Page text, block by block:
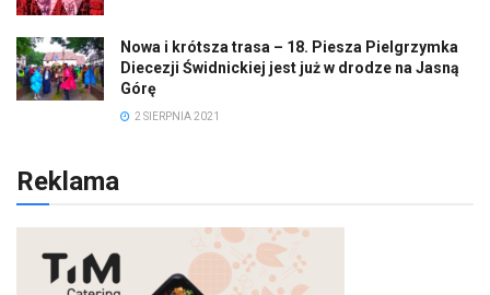
Nowa i krótsza trasa – 18. Piesza Pielgrzymka
Diecezji Świdnickiej jest już w drodze na Jasną
Górę
2 SIERPNIA 2021
Reklama